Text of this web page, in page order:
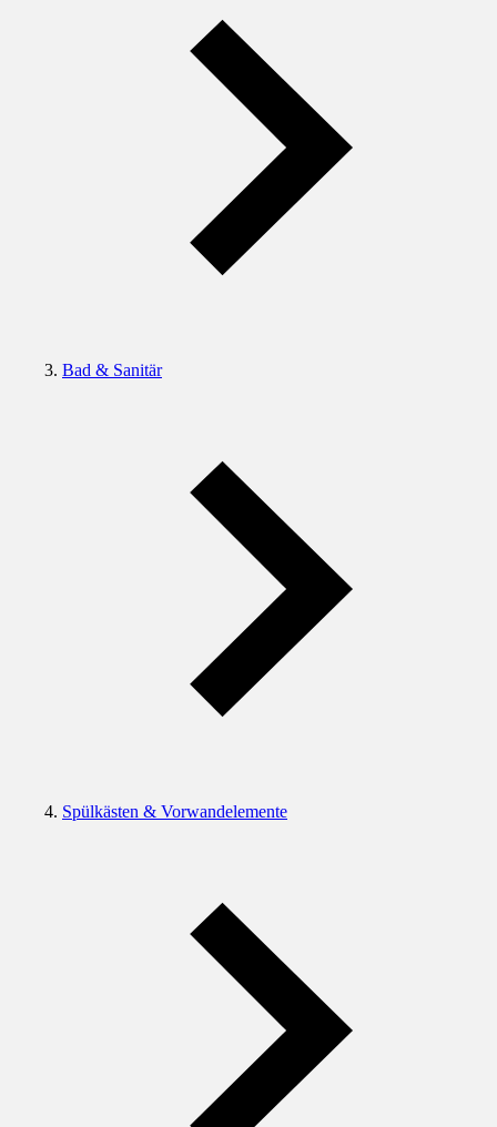
Bad & Sanitär
Spülkästen & Vorwandelemente